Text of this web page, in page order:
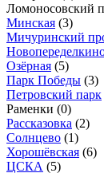
Ломоносовский
Минская (3)
Мичуринский
Озёрная (5)
Парк Победы (3)
Петровский парк
Раменки (0)
Рассказовка (2)
Солнцево (1)
Хорошёвская (6)
ЦСКА (5)